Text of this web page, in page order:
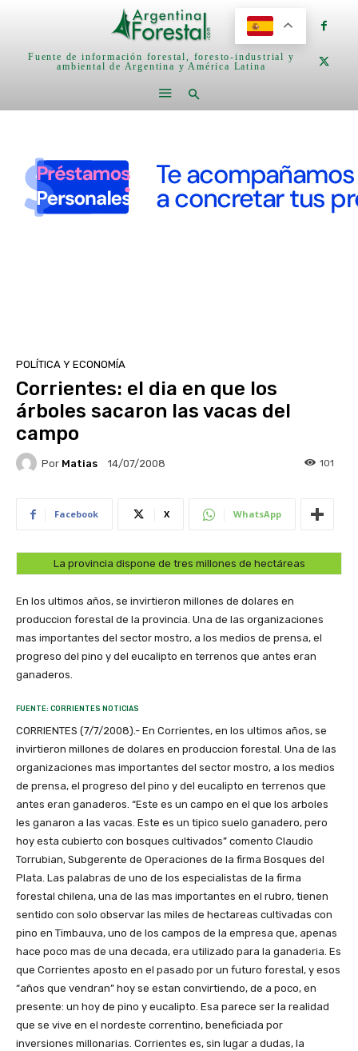
Fuente de información forestal, foresto-industrial y
ambiental de Argentina y América Latina
POLÍTICA Y ECONOMÍA
Corrientes: el dia en que los
árboles sacaron las vacas del
campo
Por Matias 14/07/2008 101
Facebook X WhatsApp
La provincia dispone de tres millones de hectáreas
En los ultimos años, se invirtieron millones de dolares en
produccion forestal de la provincia. Una de las organizaciones
mas importantes del sector mostro, a los medios de prensa, el
progreso del pino y del eucalipto en terrenos que antes eran
ganaderos.
FUENTE: CORRIENTES NOTICIAS
CORRIENTES (7/7/2008).- En Corrientes, en los ultimos años, se
invirtieron millones de dolares en produccion forestal. Una de las
organizaciones mas importantes del sector mostro, a los medios
de prensa, el progreso del pino y del eucalipto en terrenos que
antes eran ganaderos. “Este es un campo en el que los arboles
les ganaron a las vacas. Este es un tipico suelo ganadero, pero
hoy esta cubierto con bosques cultivados” comento Claudio
Torrubian, Subgerente de Operaciones de la firma Bosques del
Plata. Las palabras de uno de los especialistas de la firma
forestal chilena, una de las mas importantes en el rubro, tienen
sentido con solo observar las miles de hectareas cultivadas con
pino en Timbauva, uno de los campos de la empresa que, apenas
hace poco mas de una decada, era utilizado para la ganaderia. Es
que Corrientes aposto en el pasado por un futuro forestal, y esos
“años que vendran” hoy se estan convirtiendo, de a poco, en
presente: un hoy de pino y eucalipto. Esa parece ser la realidad
que se vive en el nordeste correntino, beneficiada por
inversiones millonarias. Corrientes es, sin lugar a dudas, la